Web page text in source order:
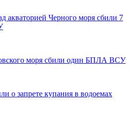
акваторией Черного моря сбили 7
моря сбили один БПЛА ВСУ
о запрете купания в водоемах